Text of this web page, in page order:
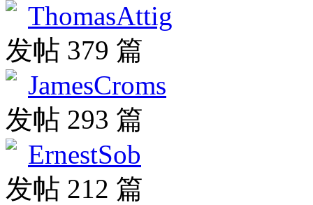
ThomasAttig
发帖 379 篇
JamesCroms
发帖 293 篇
ErnestSob
发帖 212 篇